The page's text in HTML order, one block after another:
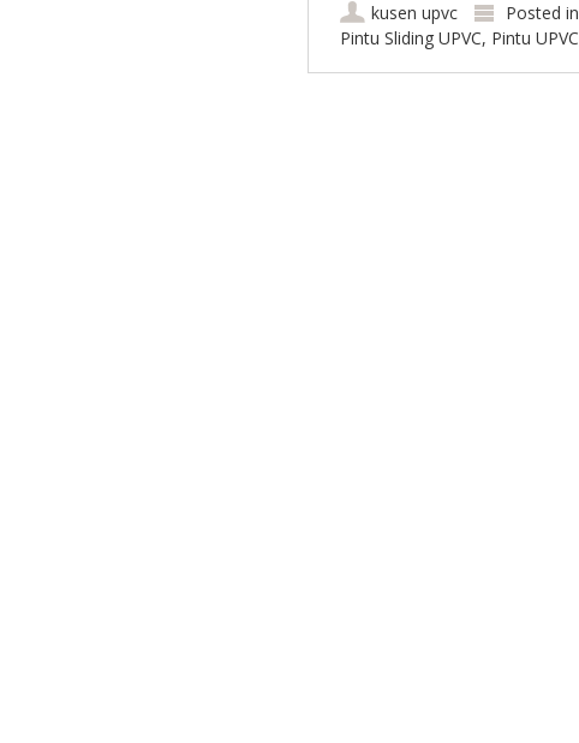
kusen upvc Posted in
Pintu Sliding UPVC, Pintu UPVC